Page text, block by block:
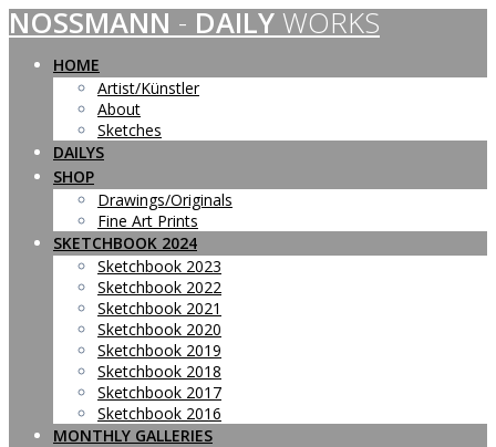
Skip
to
content
NOSSMANN - DAILY WORKS
HOME
Artist/Künstler
About
Sketches
DAILYS
SHOP
Drawings/Originals
Fine Art Prints
SKETCHBOOK 2024
Sketchbook 2023
Sketchbook 2022
Sketchbook 2021
Sketchbook 2020
Sketchbook 2019
Sketchbook 2018
Sketchbook 2017
Sketchbook 2016
MONTHLY GALLERIES